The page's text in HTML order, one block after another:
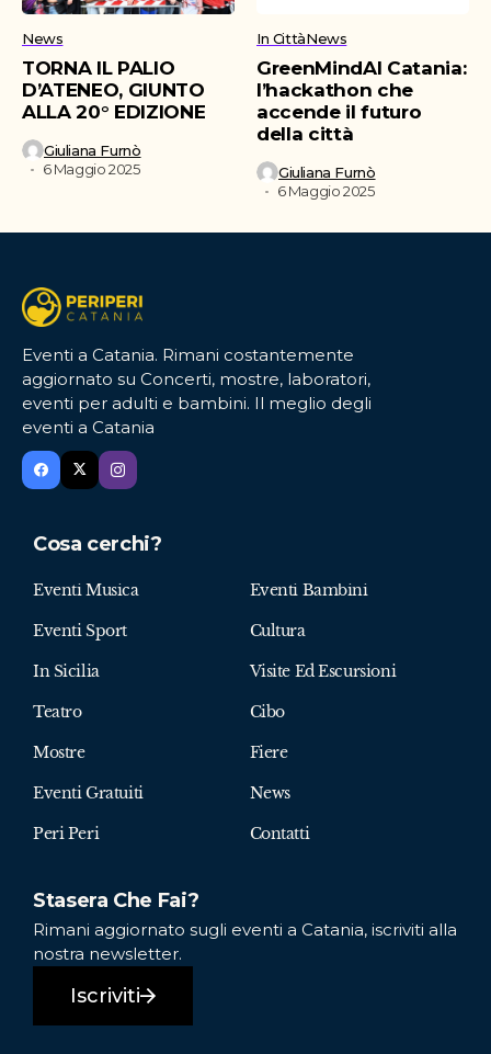
News
TORNA IL PALIO
D’ATENEO, GIUNTO
ALLA 20° EDIZIONE
Giuliana Furnò
6 Maggio 2025
In CittàNews
GreenMindAI Catania:
l’hackathon che
accende il futuro
della città
Giuliana Furnò
6 Maggio 2025
Eventi a Catania. Rimani costantemente
aggiornato su Concerti, mostre, laboratori,
eventi per adulti e bambini. Il meglio degli
eventi a Catania
Cosa cerchi?
Eventi Musica Eventi Bambini
Eventi Sport Cultura
In Sicilia Visite Ed Escursioni
Teatro Cibo
Mostre Fiere
Eventi Gratuiti News
Peri Peri Contatti
Stasera Che Fai?
Rimani aggiornato sugli eventi a Catania, iscriviti alla
nostra newsletter.
Iscriviti